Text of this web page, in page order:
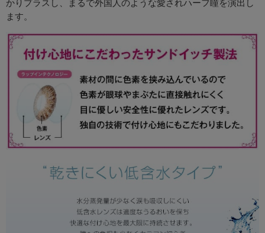
かりプラスし、まるで外国人のような愛されハーフ瞳を演出し
ます。